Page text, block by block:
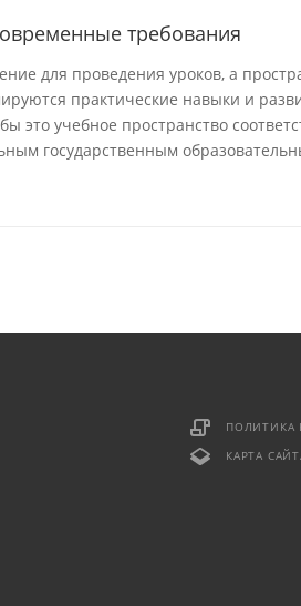
требования
для проведения уроков, а
практические навыки и
это учебное пространство
государственным
ПОЛИТИКА
КАРТА